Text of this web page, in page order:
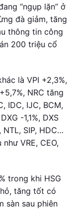
“ngụp lặn” ở
đà giảm, tăng
thông tin công
200 triệu cổ
là VPI +2,3%,
NRC tăng
IDC, IJC, BCM,
-1,1%, DXS
NTL, SIP, HDC…
VRE, CEO,
trong khi HSG
tăng tốt có
sàn sau phiên